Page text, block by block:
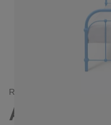
RETRO/
AMITA